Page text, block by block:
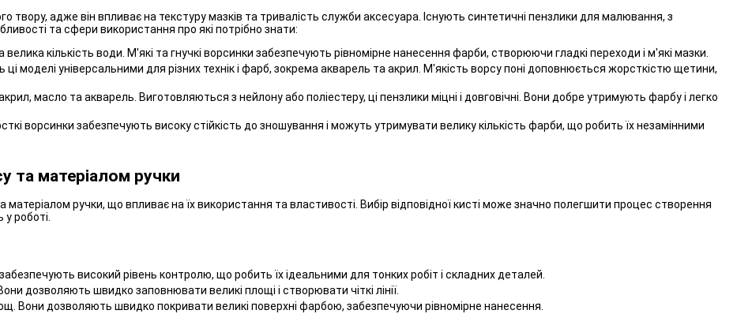
твору, адже він впливає на текстуру мазків та тривалість служби аксесуара. Існують синтетичні пензлики для малювання, з
та сфери використання про які потрібно знати:
кількість води. М'які та гнучкі ворсинки забезпечують рівномірне нанесення фарби, створюючи гладкі переходи і м'які мазки.
ці моделі універсальними для різних технік і фарб, зокрема акварель та акрил. М'якість ворсу поні доповнюється жорсткістю щетини,
масло та акварель. Виготовляються з нейлону або поліестеру, ці пензлики міцні і довговічні. Вони добре утримують фарбу і легко
ворсинки забезпечують високу стійкість до зношування і можуть утримувати велику кількість фарби, що робить їх незамінними
та матеріалом ручки
матеріалом ручки, що впливає на їх використання та властивості. Вибір відповідної кисті може значно полегшити процес створення
роботі.
високий рівень контролю, що робить їх ідеальними для тонких робіт і складних деталей.
дозволяють швидко заповнювати великі площі і створювати чіткі лінії.
Вони дозволяють швидко покривати великі поверхні фарбою, забезпечуючи рівномірне нанесення.